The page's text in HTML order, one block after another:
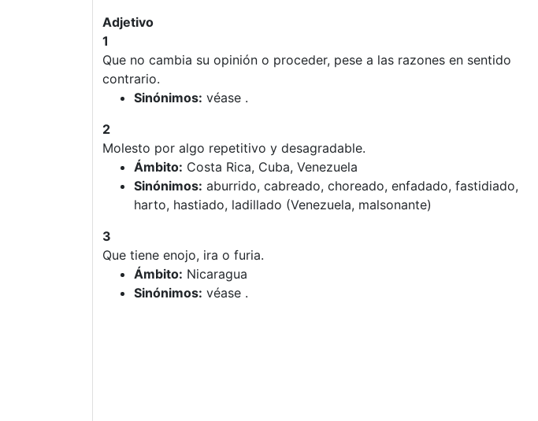
Adjetivo
1
Que no cambia su opinión o proceder, pese a las razones en sentido
contrario.
Sinónimos: véase .
2
Molesto por algo repetitivo y desagradable.
Ámbito: Costa Rica, Cuba, Venezuela
Sinónimos: aburrido, cabreado, choreado, enfadado, fastidiado,
harto, hastiado, ladillado (Venezuela, malsonante)
3
Que tiene enojo, ira o furia.
Ámbito: Nicaragua
Sinónimos: véase .